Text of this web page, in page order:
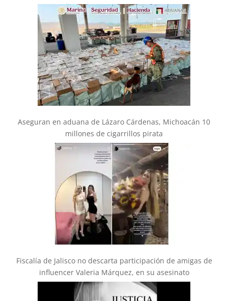
Aseguran en aduana de Lázaro Cárdenas, Michoacán 10
millones de cigarrillos pirata
Fiscalía de Jalisco no descarta participación de amigas de
influencer Valeria Márquez, en su asesinato